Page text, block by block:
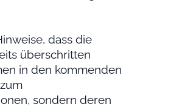
dass die
überschritten
in den kommenden
sondern deren